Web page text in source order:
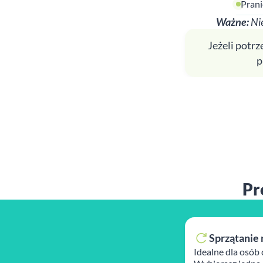
Ważne:
Jeżeli
Sprzątanie
Idealne dla osób